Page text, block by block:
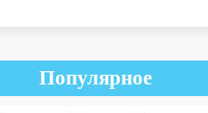
Популярное